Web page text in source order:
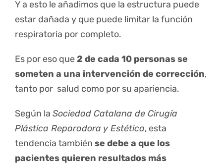
Y a esto le añadimos que la estructura puede
estar dañada y que puede limitar la función
respiratoria por completo.
Es por eso que2 de cada 10 personas se
someten a una intervención de corrección,
tanto por salud como por su apariencia.
Según la Sociedad Catalana de Cirugía
Plástica Reparadora y Estética, esta
tendencia también se debe a que los
pacientes quieren resultados más